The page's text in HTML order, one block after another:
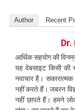
Author Recent
आर्थिक सहयोग की
यह वेबसाइट किसी की
नवाचार है।
नहीं करते हैं। जबरन
नहीं छापते हैं। हमने